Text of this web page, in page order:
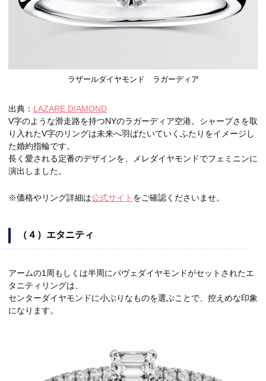
ラザールダイヤモンド ラガーディア
出典： LAZARE DIAMOND
V字のような滑走路を持つNYのラガーディア空港。シャープさを取
り入れたV字のリングは未来へ羽ばたいていくふたりをイメージし
た婚約指輪です。
長く愛される定番のデザインを、メレダイヤモンドでフェミニンに
演出しました。
※価格やリング詳細は公式サイト をご確認くださいませ。
（４）エタニティ
アームの1周もしくは半周にパヴェダイヤモンドがセットされたエ
タニティリングは、
センターダイヤモンドに小ぶりなものを選ぶことで、控えめな印象
になります。